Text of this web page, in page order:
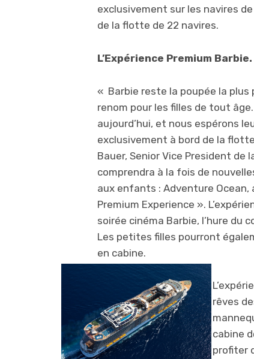
exclusivement sur les navires
de la flotte de 22 navires.
L’Expérience Premium Barbie.
« Barbie reste la poupée la
renom pour les filles de tout
aujourd’hui, et nous espérons
exclusivement à bord de la
Bauer, Senior Vice President de
comprendra à la fois de
aux enfants : Adventure Ocean,
Premium Experience ».
soirée cinéma Barbie, l’hure du
Les petites filles pourront
en cabine.
rêves
cabine
profiter